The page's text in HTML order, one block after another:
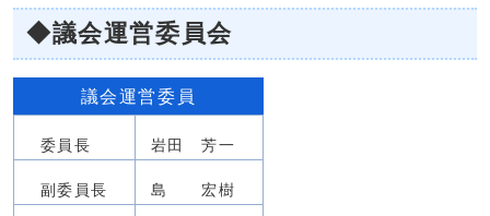
◆議会運営委員会
議会運営委員
委員長 岩田 芳一
副委員長 島 宏樹